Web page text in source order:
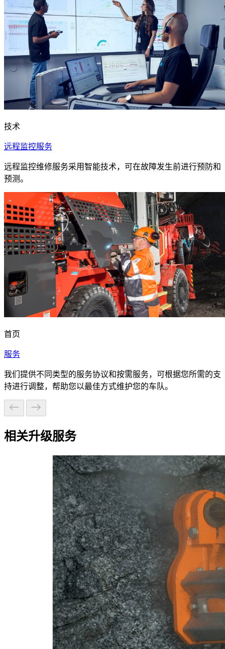
技术
远程监控服务
远程监控维修服务采用智能技术，可在故障发生前进行预防和
预测。
首页
服务
我们提供不同类型的服务协议和按需服务，可根据您所需的支
持进行调整，帮助您以最佳方式维护您的车队。
相关升级服务